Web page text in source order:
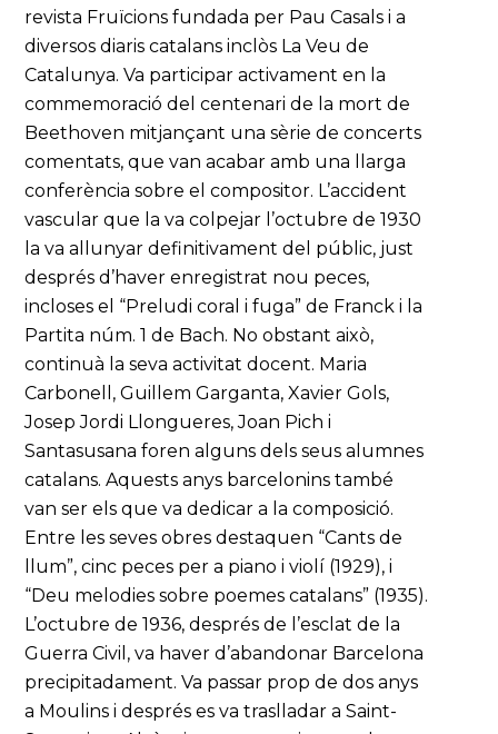
revista Fruïcions fundada per Pau Casals i a
diversos diaris catalans inclòs La Veu de
Catalunya. Va participar activament en la
commemoració del centenari de la mort de
Beethoven mitjançant una sèrie de concerts
comentats, que van acabar amb una llarga
conferència sobre el compositor. L’accident
vascular que la va colpejar l’octubre de 1930
la va allunyar definitivament del públic, just
després d’haver enregistrat nou peces,
incloses el “Preludi coral i fuga” de Franck i la
Partita núm. 1 de Bach. No obstant això,
continuà la seva activitat docent. Maria
Carbonell, Guillem Garganta, Xavier Gols,
Josep Jordi Llongueres, Joan Pich i
Santasusana foren alguns dels seus alumnes
catalans. Aquests anys barcelonins també
van ser els que va dedicar a la composició.
Entre les seves obres destaquen “Cants de
llum”, cinc peces per a piano i violí (1929), i
“Deu melodies sobre poemes catalans” (1935).
L’octubre de 1936, després de l’esclat de la
Guerra Civil, va haver d’abandonar Barcelona
precipitadament. Va passar prop de dos anys
a Moulins i després es va traslladar a Saint-